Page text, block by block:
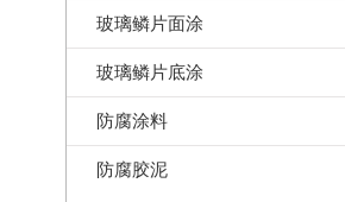
玻璃鳞片面涂
玻璃鳞片底涂
防腐涂料
防腐胶泥